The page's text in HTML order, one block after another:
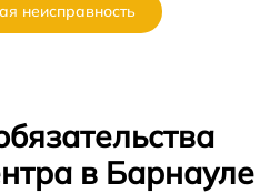
неисправность
в Барнауле